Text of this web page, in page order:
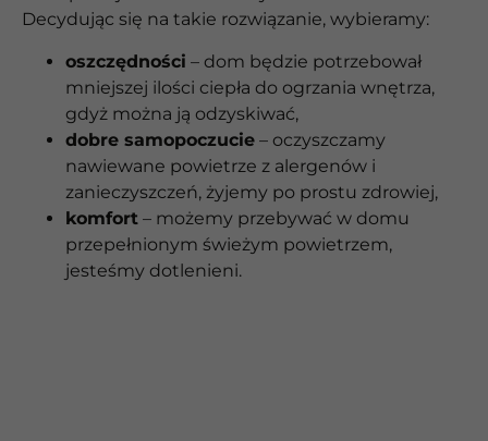
Decydując się na takie rozwiązanie, wybieramy:
oszczędności – dom będzie potrzebował
mniejszej ilości ciepła do ogrzania wnętrza,
gdyż można ją odzyskiwać,
dobre samopoczucie – oczyszczamy
nawiewane powietrze z alergenów i
zanieczyszczeń, żyjemy po prostu zdrowiej,
komfort – możemy przebywać w domu
przepełnionym świeżym powietrzem,
jesteśmy dotlenieni.